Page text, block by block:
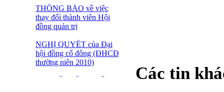
THÔNG BÁO về việc
thay đổi thành viên Hội
đồng quản trị
NGHỊ QUYẾT của Đại
hội đồng cổ đông (ĐHCĐ
thường niên 2010)
Các tin